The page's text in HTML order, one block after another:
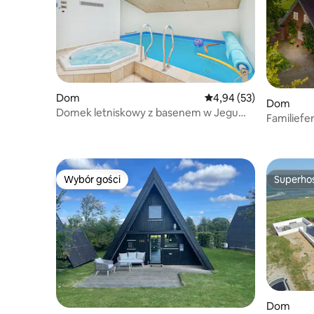
Dom Średnia ocena: 4,94 na
4,94 (53)
Domek letniskowy z basenem w Jegum,
Dom
Wybór gości
Wybór gości
Dom